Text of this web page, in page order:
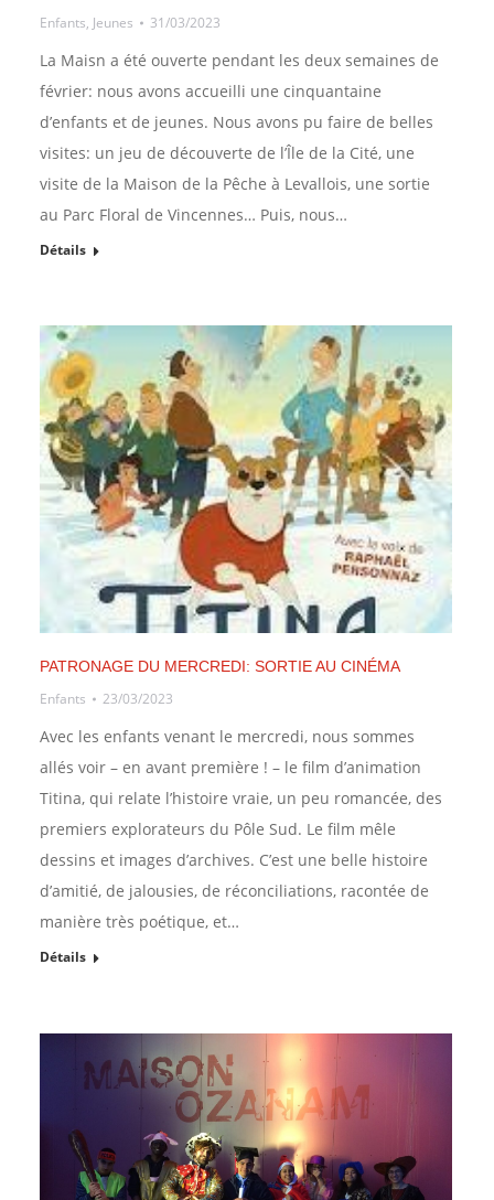
Enfants, Jeunes 31/03/2023
La Maisn a été ouverte pendant les deux semaines de
février: nous avons accueilli une cinquantaine
d’enfants et de jeunes. Nous avons pu faire de belles
visites: un jeu de découverte de l’Île de la Cité, une
visite de la Maison de la Pêche à Levallois, une sortie
au Parc Floral de Vincennes… Puis, nous…
Détails
PATRONAGE DU MERCREDI: SORTIE AU CINÉMA
Enfants 23/03/2023
Avec les enfants venant le mercredi, nous sommes
allés voir – en avant première ! – le film d’animation
Titina, qui relate l’histoire vraie, un peu romancée, des
premiers explorateurs du Pôle Sud. Le film mêle
dessins et images d’archives. C’est une belle histoire
d’amitié, de jalousies, de réconciliations, racontée de
manière très poétique, et…
Détails